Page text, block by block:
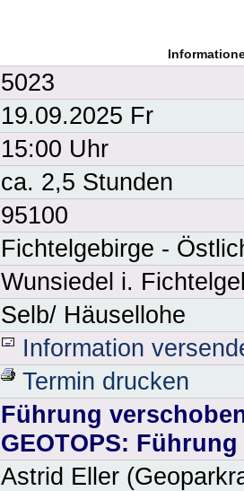
5023
19.09.2025 Fr
15:00 Uhr
ca. 2,5 Stunden
95100
Fichtelgebirge -
Wunsiedel i.
Selb/ Häusellohe
Information
Termin drucken
Führung
GEOTOPS:
Astrid Eller